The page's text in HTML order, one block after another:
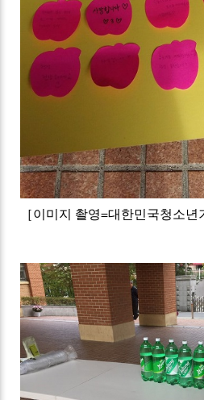
［이미지 촬영=대한민국청소년